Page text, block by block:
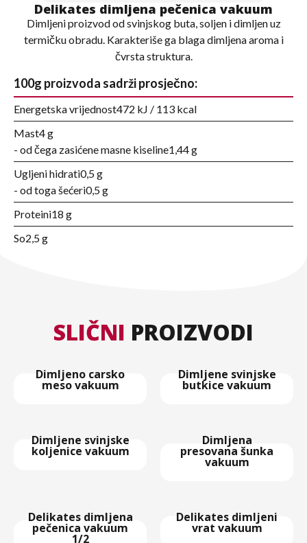
Delikates dimljena pečenica vakuum
Dimljeni proizvod od svinjskog buta, soljen i dimljen uz
termičku obradu. Karakteriše ga blaga dimljena aroma i
čvrsta struktura.
100g proizvoda sadrži prosječno:
Energetska vrijednost472 kJ / 113 kcal
Mast4 g
- od čega zasićene masne kiseline1,44 g
Ugljeni hidrati0,5 g
- od toga šećeri0,5 g
Proteini18 g
So2,5 g
SLIČNI PROIZVODI
Dimljeno carsko
meso vakuum
Dimljene svinjske
butkice vakuum
Dimljene svinjske
koljenice vakuum
Dimljena
presovana šunka
vakuum
Delikates dimljena
pečenica vakuum
1/2
Delikates dimljeni
vrat vakuum